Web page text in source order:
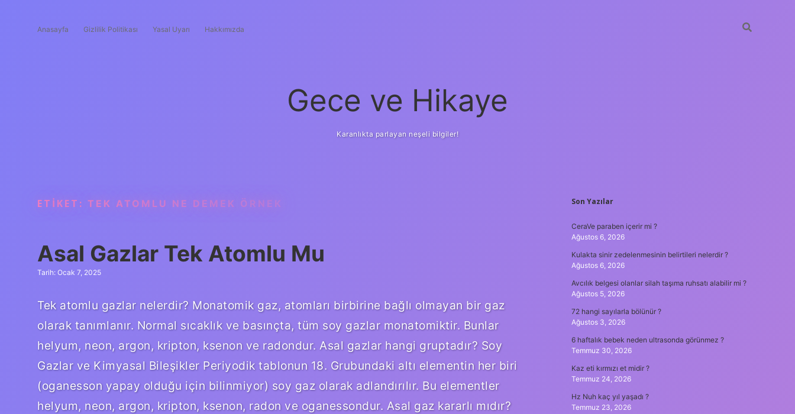
Anasayfa Gizlilik Politikası Yasal Uyarı Hakkımızda
Gece ve Hikaye
Karanlıkta parlayan neşeli bilgiler!
ETIKET: TEK ATOMLU NE DEMEK ÖRNEK
Asal Gazlar Tek Atomlu Mu
Tarih: Ocak 7, 2025
Tek atomlu gazlar nelerdir? Monatomik gaz, atomları birbirine bağlı olmayan bir gaz
olarak tanımlanır. Normal sıcaklık ve basınçta, tüm soy gazlar monatomiktir. Bunlar
helyum, neon, argon, kripton, ksenon ve radondur. Asal gazlar hangi gruptadır? Soy
Gazlar ve Kimyasal Bileşikler Periyodik tablonun 18. Grubundaki altı elementin her biri
(oganesson yapay olduğu için bilinmiyor) soy gaz olarak adlandırılır. Bu elementler
helyum, neon, argon, kripton, ksenon, radon ve oganessondur. Asal gaz kararlı mıdır?
SIDEBAR
Son Yazılar
CeraVe paraben içerir mi ?
Ağustos 6, 2026
Kulakta sinir zedelenmesinin belirtileri nelerdir ?
Ağustos 6, 2026
Avcılık belgesi olanlar silah taşıma ruhsatı alabilir mi ?
Ağustos 5, 2026
72 hangi sayılarla bölünür ?
Ağustos 3, 2026
6 haftalık bebek neden ultrasonda görünmez ?
Temmuz 30, 2026
Kaz eti kırmızı et midir ?
Temmuz 24, 2026
Hz Nuh kaç yıl yaşadı ?
Temmuz 23, 2026